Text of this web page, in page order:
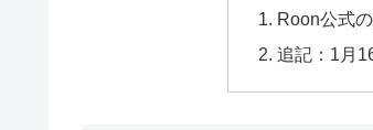
Roon公式
追記：1月